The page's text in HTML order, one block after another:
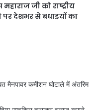
महाराज जी को राष्ट्रीय
देशभर से बधाइयों का
मैनपावर कमीशन घोटाले में अंतरिम